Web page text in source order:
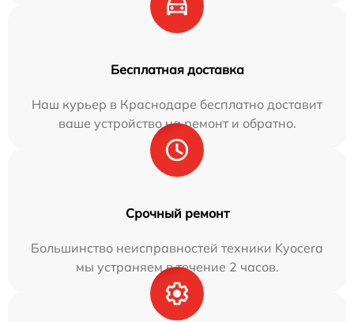
Бесплатная доставка
Наш курьер в Краснодаре бесплатно доставит
ваше устройство на ремонт и обратно.
Срочный ремонт
Большинство неисправностей техники Kyocera
мы устраняем в течение 2 часов.